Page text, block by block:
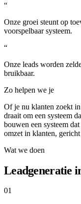
“
Onze groei steunt op
voorspelbaar systeem.
“
Onze leads worden
bruikbaar.
Zo helpen we je
Of je nu klanten zoekt
draait om een systeem
bouwen een systeem
omzet in klanten,
Wat we doen
Leadgeneratie
01